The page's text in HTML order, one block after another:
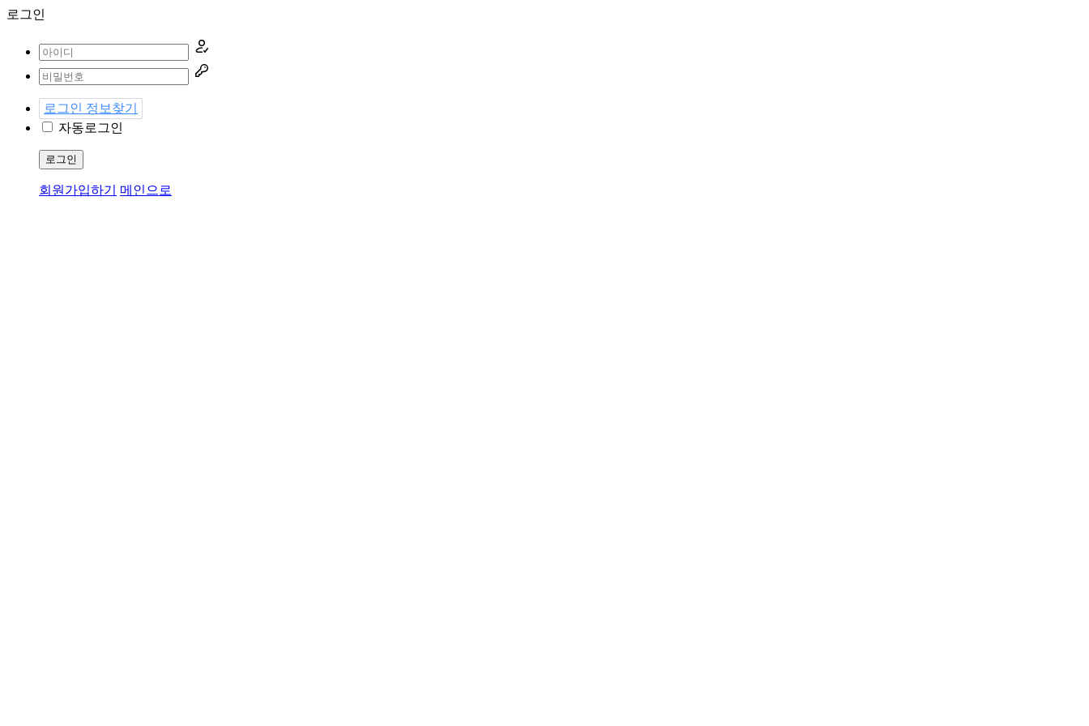
로그인
로그인 정보찾기
자동로그인
로그인
회원가입하기 메인으로